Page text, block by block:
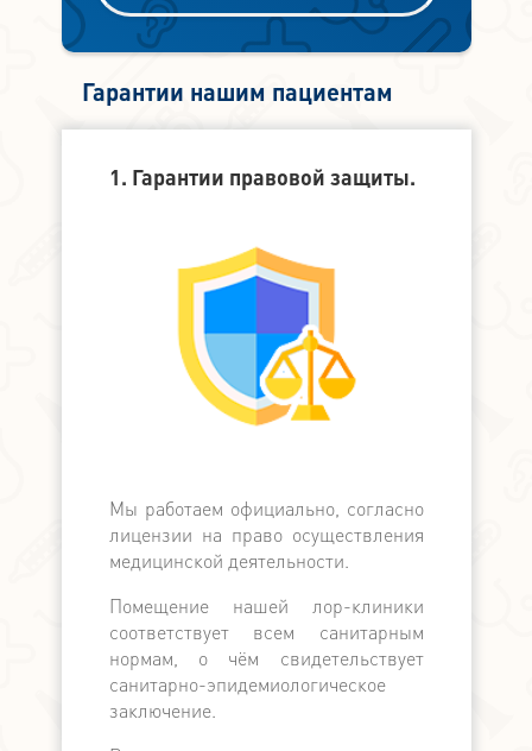
Гарантии нашим пациентам
1. Гарантии правовой защиты.
Мы работаем официально, согласно
лицензии на право осуществления
медицинской деятельности.
Помещение нашей лор-клиники
соответствует всем санитарным
нормам, о чём свидетельствует
санитарно-эпидемиологическое
заключение.
Мы